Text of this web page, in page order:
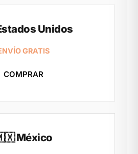
Unidos
GRATIS
COMPRAR
México